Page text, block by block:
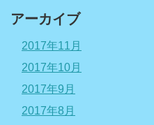
アーカイブ
2017年11月
2017年10月
2017年9月
2017年8月